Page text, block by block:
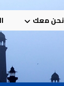
نحن معك